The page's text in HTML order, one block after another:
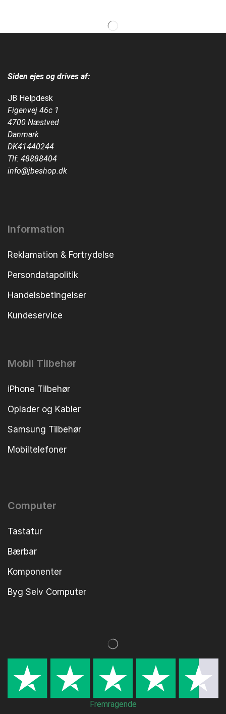
Siden ejes og drives af:
JB Helpdesk
Figenvej 46c 1
4700 Næstved
Danmark
DK41440244
Tlf: 48888404
info@jbeshop.dk
Information
Reklamation & Fortrydelse
Persondatapolitik
Handelsbetingelser
Kundeservice
Mobil Tilbehør
iPhone Tilbehør
Oplader og Kabler
Samsung Tilbehør
Mobiltelefoner
Computer
Tastatur
Bærbar
Komponenter
Byg Selv Computer
Fremragende